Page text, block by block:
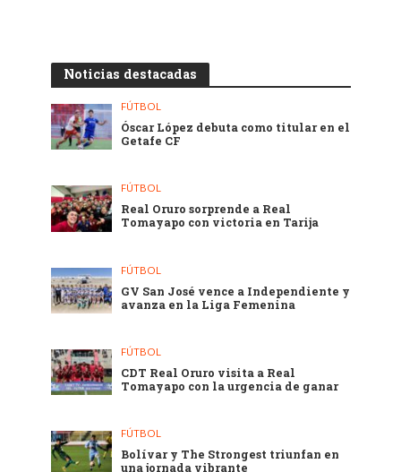
Noticias destacadas
FÚTBOL
Óscar López debuta como titular en el
Getafe CF
FÚTBOL
Real Oruro sorprende a Real
Tomayapo con victoria en Tarija
FÚTBOL
GV San José vence a Independiente y
avanza en la Liga Femenina
FÚTBOL
CDT Real Oruro visita a Real
Tomayapo con la urgencia de ganar
FÚTBOL
Bolívar y The Strongest triunfan en
una jornada vibrante